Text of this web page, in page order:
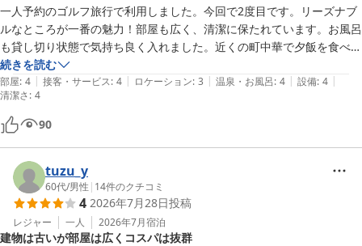
一人予約のゴルフ旅行で利用しました。今回で2度目です。リーズナブ
ルなところが一番の魅力！部屋も広く、清潔に保たれています。お風呂
も貸し切り状態で気持ち良く入れました。近くの町中華で夕飯を食べま
したが、ボリュームが凄くて、年寄りには多すぎました。美味しかった
です！また利用します。
続きを読む
部屋: 4 | 接客・サービス: 4 | ロケーション: 3 | 温泉・お風呂: 4 | 設備: 4 |
清潔さ: 4
90
tuzu_y
60代/男性 | 14件のクチコミ
4 2026年7月28日投稿
レジャー 一人 2026年7月宿泊
建物は古いが部屋は広くコスパは抜群